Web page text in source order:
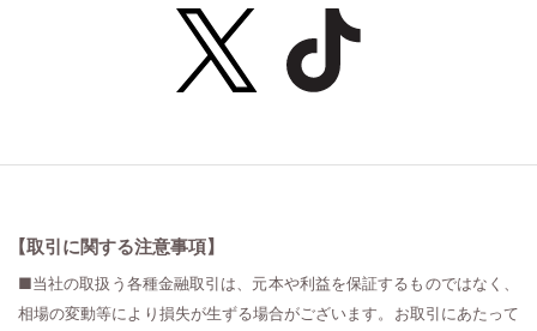
【取引に関する注意事項】
■当社の取扱う各種金融取引は、元本や利益を保証するものではなく、
相場の変動等により損失が生ずる場合がございます。お取引にあたって